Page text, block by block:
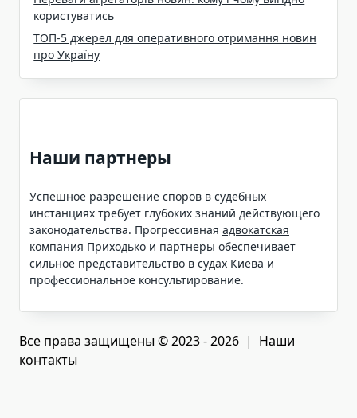
користуватись
ТОП-5 джерел для оперативного отримання новин
про Україну
Наши партнеры
Успешное разрешение споров в судебных
инстанциях требует глубоких знаний действующего
законодательства. Прогрессивная адвокатская
компания Приходько и партнеры обеспечивает
сильное представительство в судах Киева и
профессиональное консультирование.
Все права защищены © 2023 - 2026 | Наши
контакты